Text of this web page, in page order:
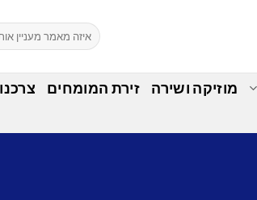
מוזיקה ושירה זירת המומחים